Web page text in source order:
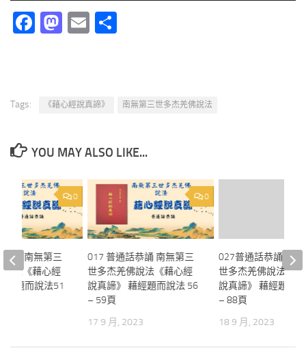
Facebook
Mastodon
Email
Tags: 《藉心經說真諦》 南無第三世多杰羌佛說法
YOU MAY ALSO LIKE...
0
017 普通話恭誦 南無第三
世多杰羌佛說法《藉心經
說真諦》 藉經題而說法 56
– 59頁
17 9 月, 2023
027普通話恭誦 南
世多杰羌佛說法《
說真諦》 藉經題而
– 88頁
18 9 月, 2023
0
誦 南無第三
說法《藉心經
經題而說法51